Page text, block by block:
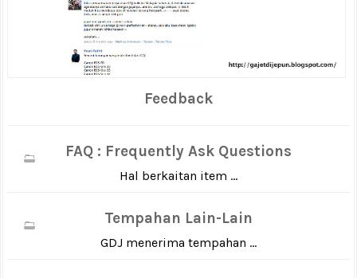
Feedback
FAQ : Frequently Ask Questions
Hal berkaitan item ...
Tempahan Lain-Lain
GDJ menerima tempahan ...